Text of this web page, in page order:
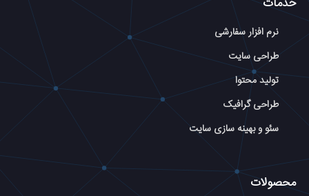
نرم افزار سفارشی
طراحی سایت
تولید محتوا
طراحی گرافیک
سئو و بهینه سازی سایت
محصولات